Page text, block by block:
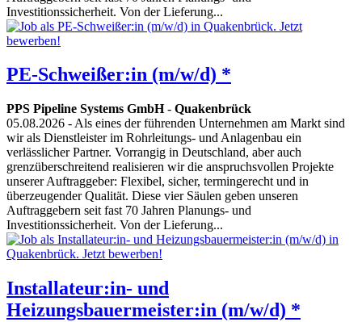
Investitionssicherheit. Von der Lieferung...
PE-Schweißer:in (m/w/d) *
PPS Pipeline Systems GmbH- Quakenbrück
05.08.2026 - Als eines der führenden Unternehmen am Markt sind
wir als Dienstleister im Rohrleitungs- und Anlagenbau ein
verlässlicher Partner. Vorrangig in Deutschland, aber auch
grenzüberschreitend realisieren wir die anspruchsvollen Projekte
unserer Auftraggeber: Flexibel, sicher, termingerecht und in
überzeugender Qualität. Diese vier Säulen geben unseren
Auftraggebern seit fast 70 Jahren Planungs- und
Investitionssicherheit. Von der Lieferung...
Installateur:in- und
Heizungsbauermeister:in (m/w/d) *